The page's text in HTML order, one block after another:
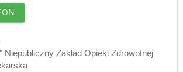
Niepubliczny Zakład Opieki Zdrowotnej